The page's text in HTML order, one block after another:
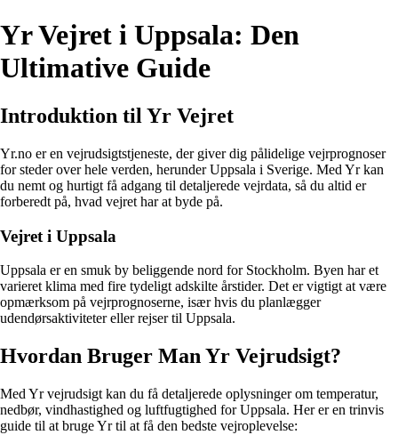
Yr Vejret i Uppsala: Den
Ultimative Guide
Introduktion til Yr Vejret
Yr.no er en vejrudsigtstjeneste, der giver dig pålidelige vejrprognoser
for steder over hele verden, herunder Uppsala i Sverige. Med Yr kan
du nemt og hurtigt få adgang til detaljerede vejrdata, så du altid er
forberedt på, hvad vejret har at byde på.
Vejret i Uppsala
Uppsala er en smuk by beliggende nord for Stockholm. Byen har et
varieret klima med fire tydeligt adskilte årstider. Det er vigtigt at være
opmærksom på vejrprognoserne, især hvis du planlægger
udendørsaktiviteter eller rejser til Uppsala.
Hvordan Bruger Man Yr Vejrudsigt?
Med Yr vejrudsigt kan du få detaljerede oplysninger om temperatur,
nedbør, vindhastighed og luftfugtighed for Uppsala. Her er en trinvis
guide til at bruge Yr til at få den bedste vejroplevelse: